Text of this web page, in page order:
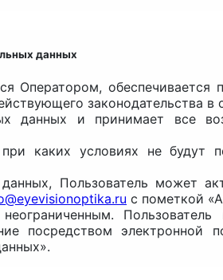
данных
Оператором,
законодательства
данных и принимает
каких условиях не
Пользователь может
с пометкой
посредством электронной